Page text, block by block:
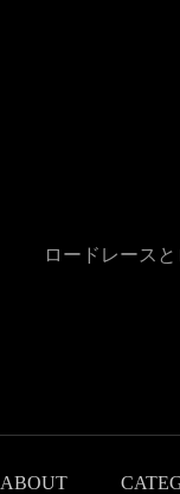
ロードレースと
ABOUT